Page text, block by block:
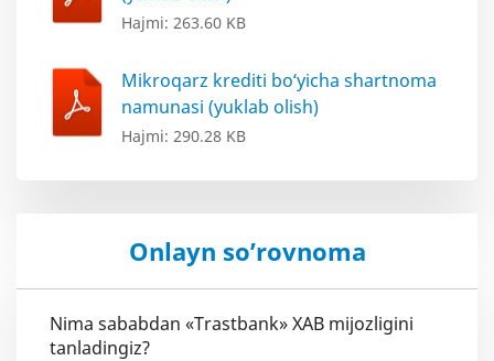
Hajmi: 263.60 KB
Mikroqarz krediti bo‘yicha shartnoma
namunasi (yuklab olish)
Hajmi: 290.28 KB
Onlayn so’rovnoma
Nima sababdan «Trastbank» XAB mijozligini
tanladingiz?